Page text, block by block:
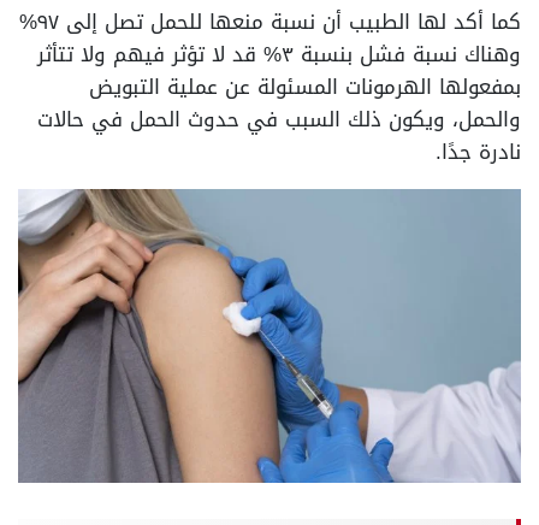
كما أكد لها الطبيب أن نسبة منعها للحمل تصل إلى ٩٧%
وهناك نسبة فشل بنسبة ٣% قد لا تؤثر فيهم ولا تتأثر
بمفعولها الهرمونات المسئولة عن عملية التبويض
والحمل، ويكون ذلك السبب في حدوث الحمل في حالات
نادرة جدًا.